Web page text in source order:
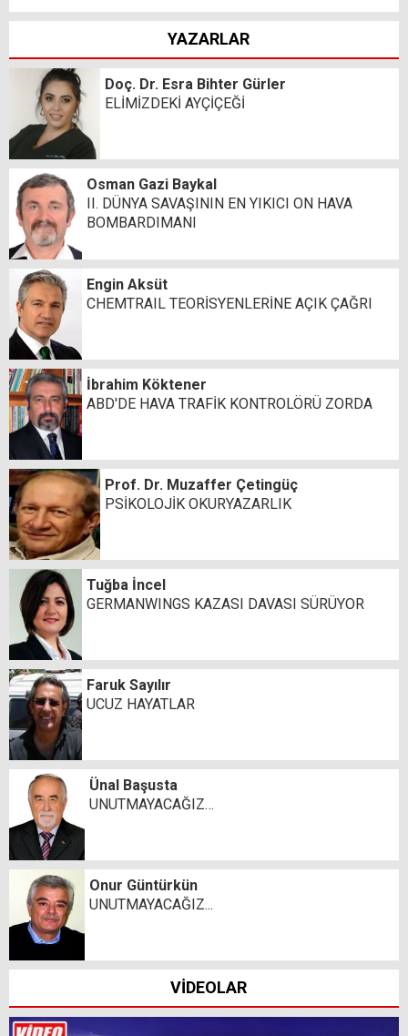
YAZARLAR
Doç. Dr. Esra Bihter Gürler
ELİMİZDEKİ AYÇİÇEĞİ
Osman Gazi Baykal
II. DÜNYA SAVAŞININ EN YIKICI ON HAVA
BOMBARDIMANI
Engin Aksüt
CHEMTRAIL TEORİSYENLERİNE AÇIK ÇAĞRI
İbrahim Köktener
ABD'DE HAVA TRAFİK KONTROLÖRÜ ZORDA
Prof. Dr. Muzaffer Çetingüç
PSİKOLOJİK OKURYAZARLIK
Tuğba İncel
GERMANWINGS KAZASI DAVASI SÜRÜYOR
Faruk Sayılır
UCUZ HAYATLAR
Ünal Başusta
UNUTMAYACAĞIZ…
Onur Güntürkün
UNUTMAYACAĞIZ...
VİDEOLAR